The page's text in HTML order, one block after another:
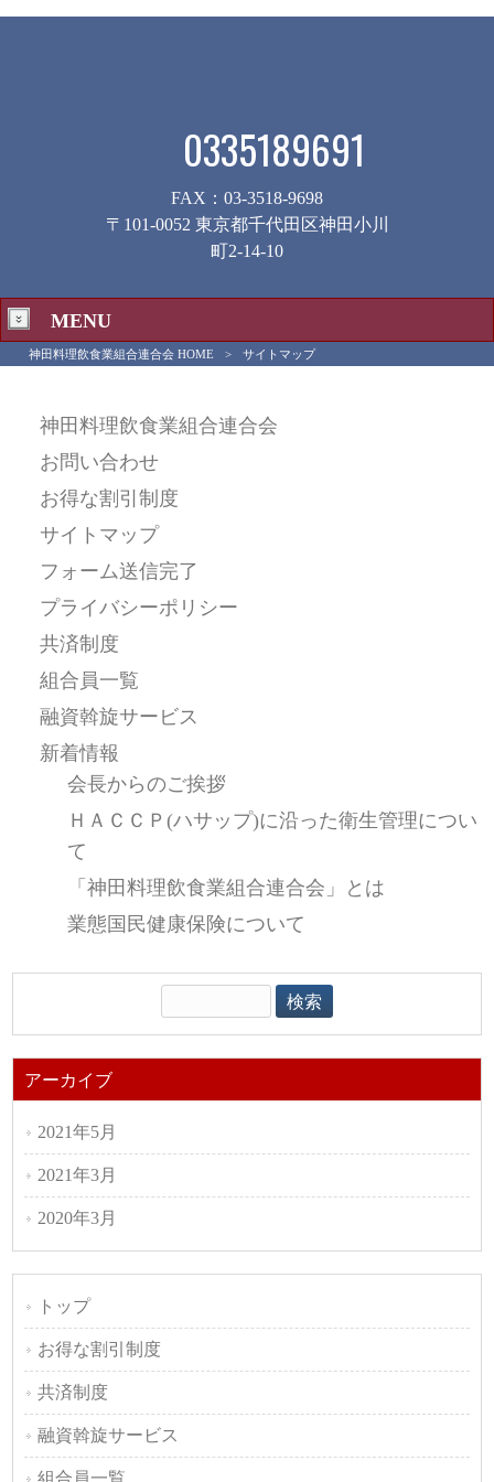
0335189691
FAX：03-3518-9698
〒101-0052 東京都千代田区神田小川
町2-14-10
MENU
神田料理飲食業組合連合会 HOME > サイトマップ
神田料理飲食業組合連合会
お問い合わせ
お得な割引制度
サイトマップ
フォーム送信完了
プライバシーポリシー
共済制度
組合員一覧
融資斡旋サービス
新着情報
会長からのご挨拶
ＨＡＣＣＰ(ハサップ)に沿った衛生管理につい
て
「神田料理飲食業組合連合会」とは
業態国民健康保険について
アーカイブ
2021年5月
2021年3月
2020年3月
トップ
お得な割引制度
共済制度
融資斡旋サービス